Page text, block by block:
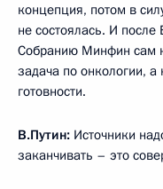
концепция, потом в
не состоялась. И
Собранию Минфин сам
задача по онкологии,
готовности.
В.Путин: Источники
заканчивать – это